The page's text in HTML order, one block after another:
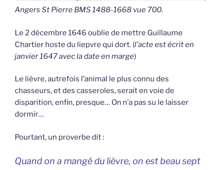
Angers St Pierre BMS 1488-1668 vue 700.
Le 2 décembre 1646 oublie de mettre Guillaume
Chartier hoste du liepvre qui dort. (l’acte est écrit en
janvier 1647 avec la date en marge)
Le lièvre, autrefois l’animal le plus connu des
chasseurs, et des casseroles, serait en voie de
disparition, enfin, presque… On n’a pas su le laisser
dormir…
Pourtant, un proverbe dit :
Quand on a mangé du lièvre, on est beau sept